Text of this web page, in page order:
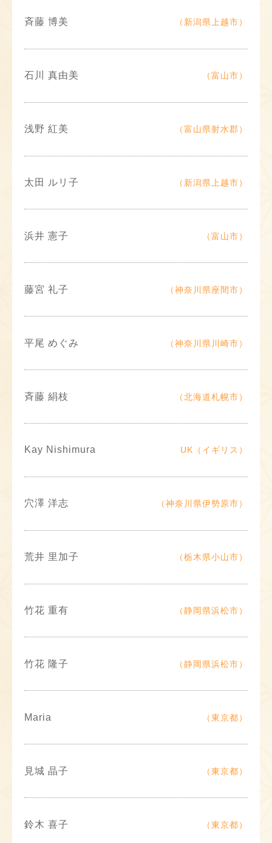
斉藤 博美 （新潟県上越市）
石川 真由美 （富山市）
浅野 紅美 （富山県射水郡）
太田 ルリ子 （新潟県上越市）
浜井 憲子 （富山市）
藤宮 礼子 （神奈川県座間市）
平尾 めぐみ （神奈川県川崎市）
斉藤 絹枝 （北海道札幌市）
Kay Nishimura UK（イギリス）
穴澤 洋志 （神奈川県伊勢原市）
荒井 里加子 （栃木県小山市）
竹花 重有 （静岡県浜松市）
竹花 隆子 （静岡県浜松市）
Maria （東京都）
見城 晶子 （東京都）
鈴木 喜子 （東京都）